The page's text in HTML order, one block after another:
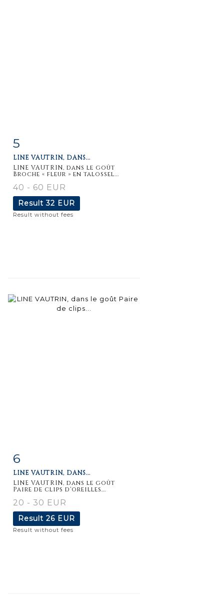
5
LINE VAUTRIN, DANS...
LINE VAUTRIN, dans le goût
Broche « fleur » en talossel...
40 - 60 EUR
Result32 EUR
Result without fees
6
LINE VAUTRIN, DANS...
LINE VAUTRIN, dans le goût
Paire de clips d'oreilles...
20 - 30 EUR
Result 26 EUR
Result without fees